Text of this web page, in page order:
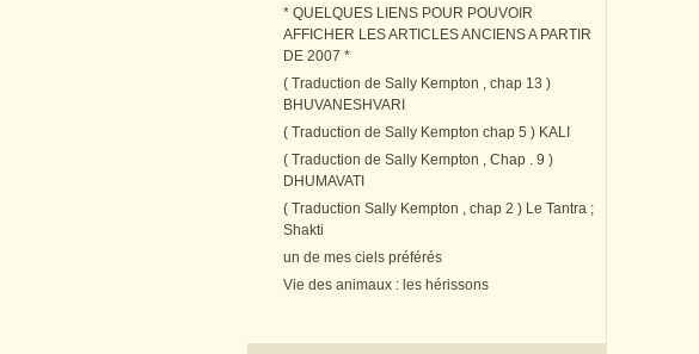
* QUELQUES LIENS POUR POUVOIR
AFFICHER LES ARTICLES ANCIENS A PARTIR
DE 2007 *
( Traduction de Sally Kempton , chap 13 )
BHUVANESHVARI
( Traduction de Sally Kempton chap 5 ) KALI
( Traduction de Sally Kempton , Chap . 9 )
DHUMAVATI
( Traduction Sally Kempton , chap 2 ) Le Tantra ;
Shakti
un de mes ciels préférés
Vie des animaux : les hérissons